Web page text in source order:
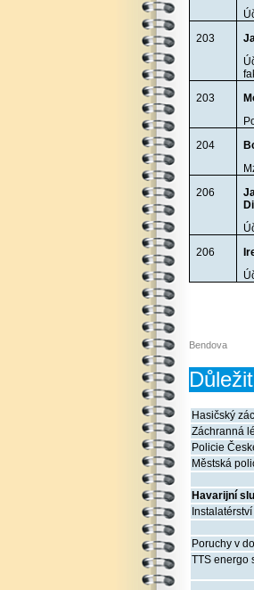
203
203
204
206
206
Bendova
Hasičský
Záchranná
Policie
Městská
Havarijní
Poruchy v
TTS energo